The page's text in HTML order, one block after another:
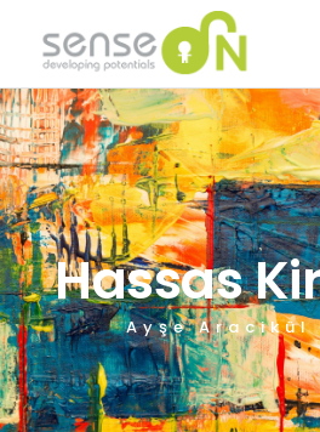
Hassas
Ayşe Aracikül